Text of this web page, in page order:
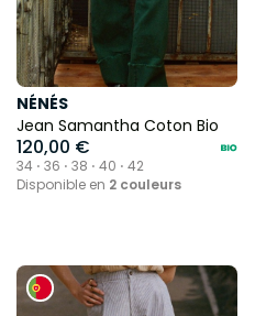
NÉNÉS
Jean Samantha Coton Bio
120,00 €
34 ⋅ 36 ⋅ 38 ⋅ 40 ⋅ 42
Disponible en 2 couleurs